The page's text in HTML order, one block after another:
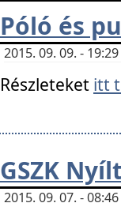
Póló és
2015. 09. 09. -
Részleteket itt
GSZK
2015. 09. 07. -